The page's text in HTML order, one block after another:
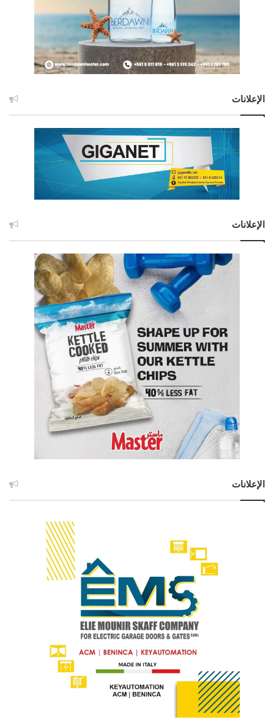
الإعلانات
الإعلانات
الإعلانات